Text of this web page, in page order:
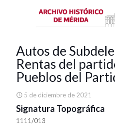
Autos de
Rentas del
Pueblos del
5 de diciembre de 2021
Signatura Topográfica
1111/013